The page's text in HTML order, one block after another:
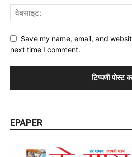
Save my name, email, and
next time I comment.
EPAPER